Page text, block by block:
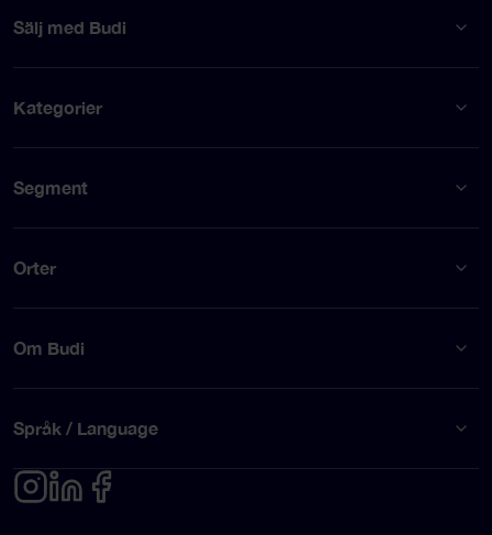
Sälj med Budi
Kategorier
Segment
Orter
Om Budi
Språk / Language